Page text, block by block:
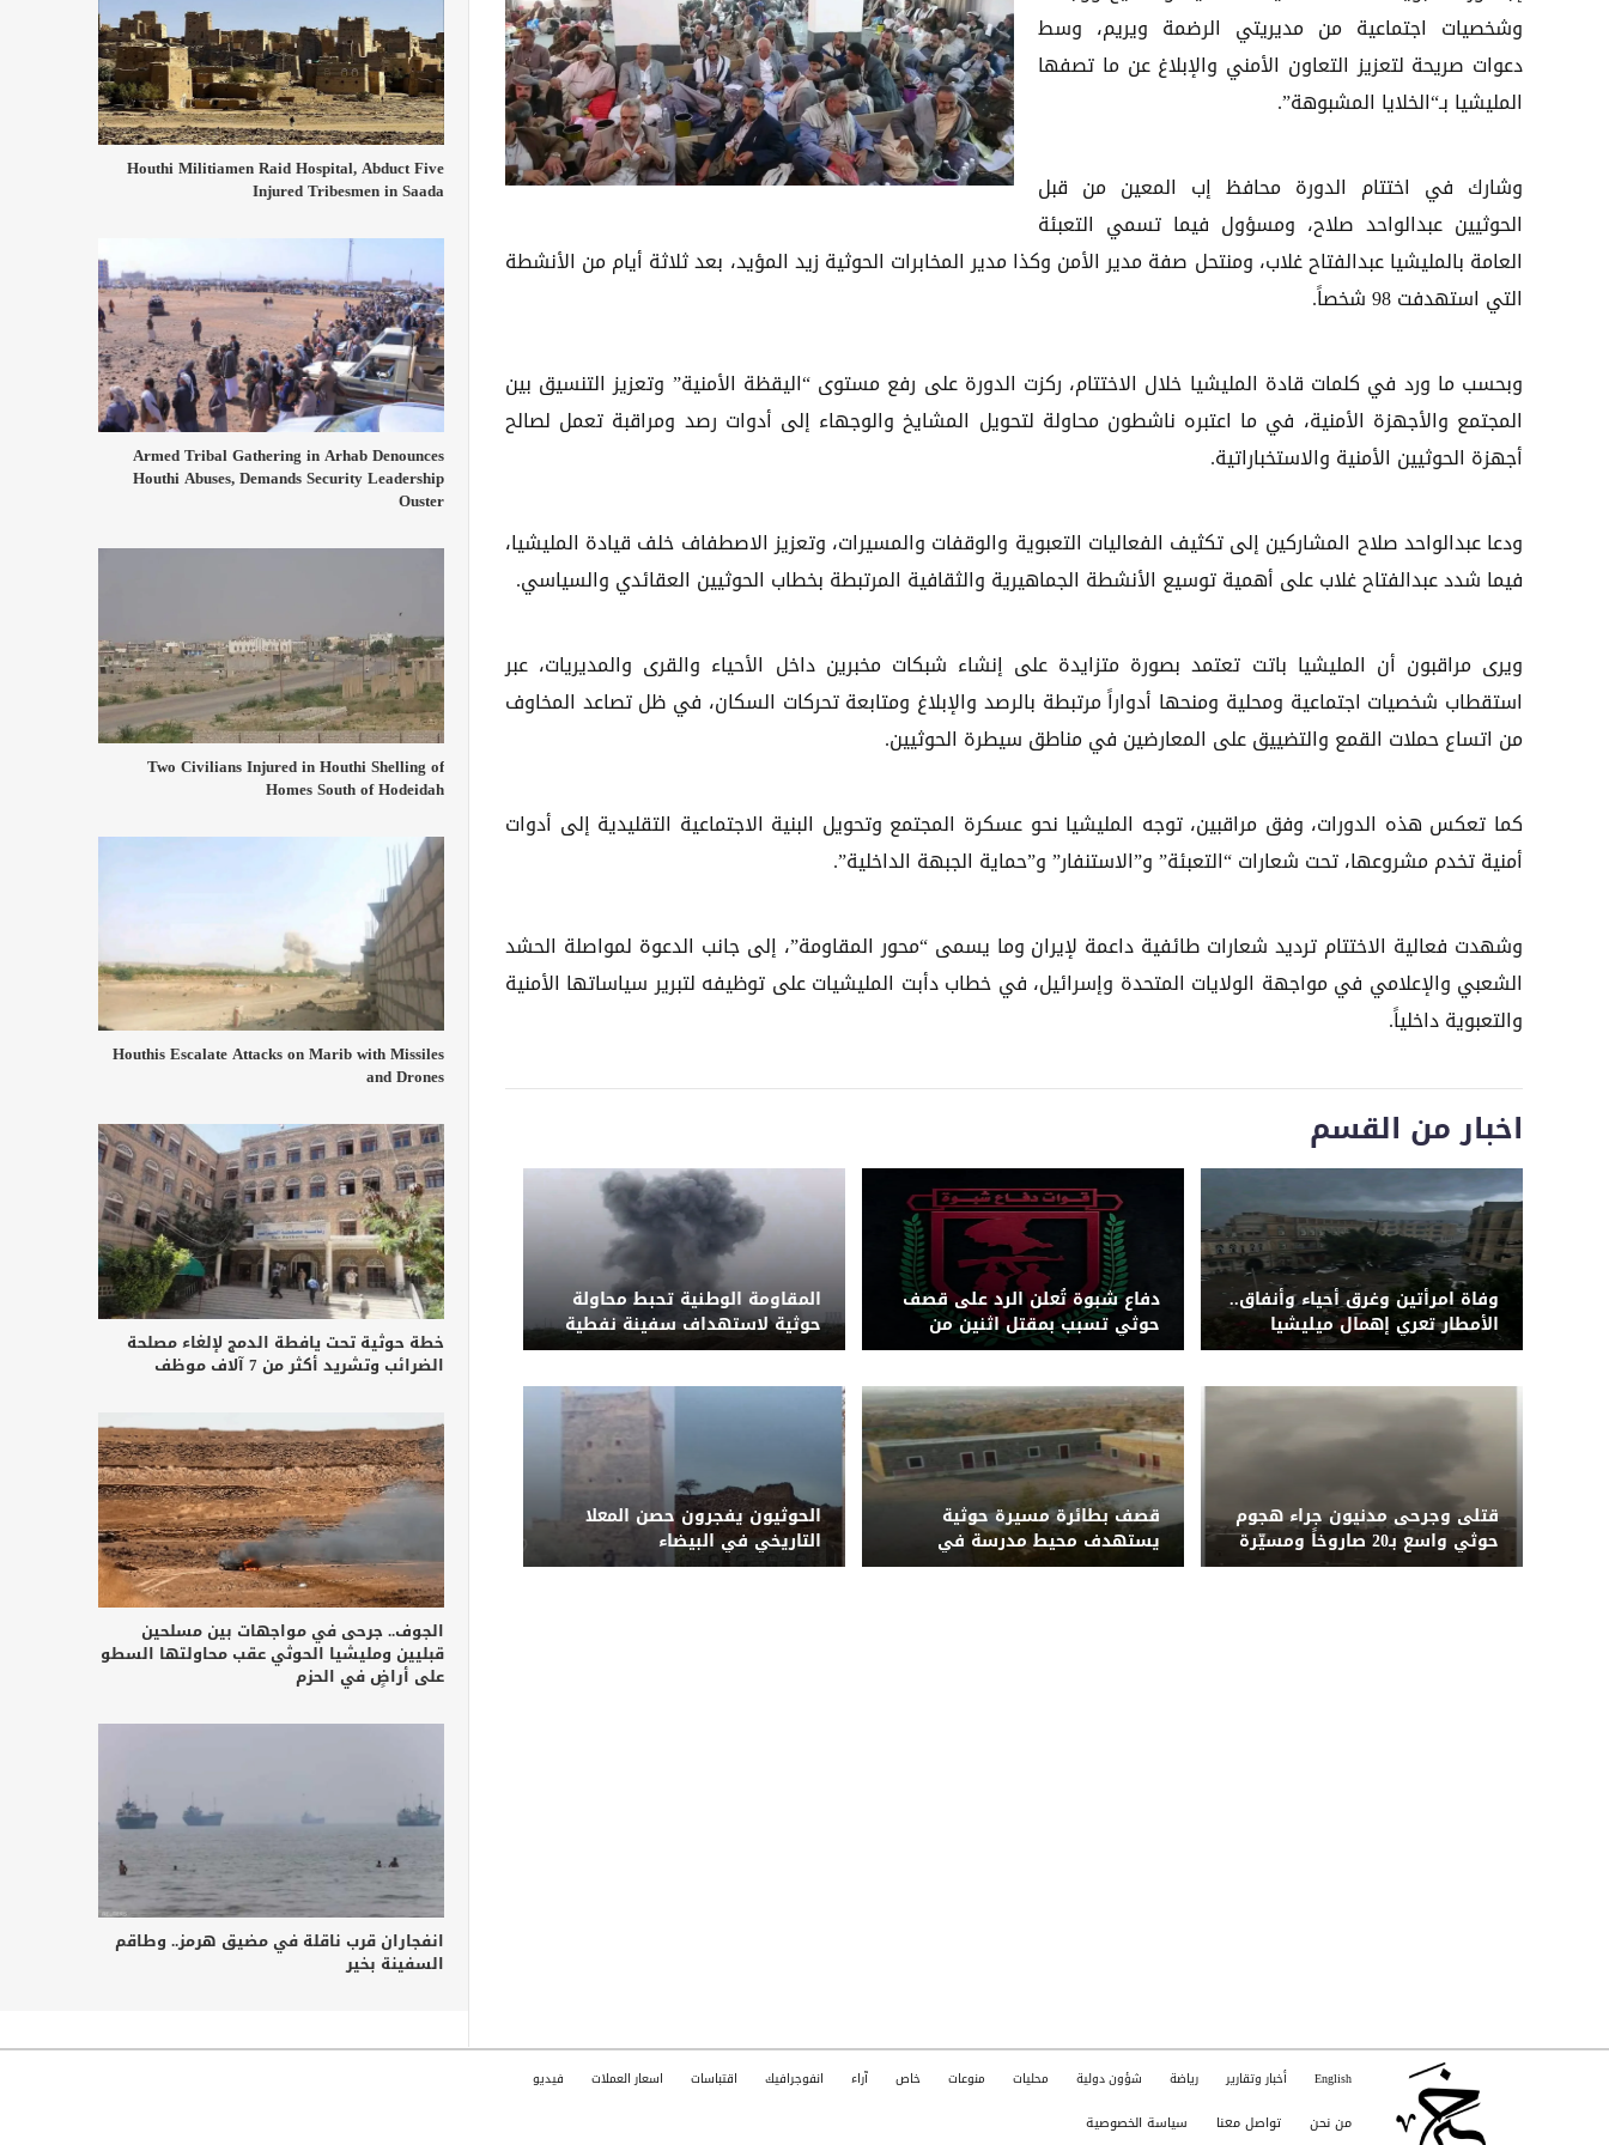
وشخصيات اجتماعية من مديريتي الرضمة ويريم، وسط
دعوات صريحة لتعزيز التعاون الأمني والإبلاغ عن ما تصفها
المليشيا بـ“الخلايا المشبوهة”.
وشارك في اختتام الدورة محافظ إب المعين من قبل
الحوثيين عبدالواحد صلاح، ومسؤول فيما تسمي التعبئة
العامة بالمليشيا عبدالفتاح غلاب، ومنتحل صفة مدير الأمن وكذا مدير المخابرات الحوثية زيد المؤيد، بعد ثلاثة أيام من الأنشطة
التي استهدفت 98 شخصاً.
وبحسب ما ورد في كلمات قادة المليشيا خلال الاختتام، ركزت الدورة على رفع مستوى “اليقظة الأمنية” وتعزيز التنسيق بين
المجتمع والأجهزة الأمنية، في ما اعتبره ناشطون محاولة لتحويل المشايخ والوجهاء إلى أدوات رصد ومراقبة تعمل لصالح
أجهزة الحوثيين الأمنية والاستخباراتية.
ودعا عبدالواحد صلاح المشاركين إلى تكثيف الفعاليات التعبوية والوقفات والمسيرات، وتعزيز الاصطفاف خلف قيادة المليشيا،
فيما شدد عبدالفتاح غلاب على أهمية توسيع الأنشطة الجماهيرية والثقافية المرتبطة بخطاب الحوثيين العقائدي والسياسي.
ويرى مراقبون أن المليشيا باتت تعتمد بصورة متزايدة على إنشاء شبكات مخبرين داخل الأحياء والقرى والمديريات، عبر
استقطاب شخصيات اجتماعية ومحلية ومنحها أدواراً مرتبطة بالرصد والإبلاغ ومتابعة تحركات السكان، في ظل تصاعد المخاوف
من اتساع حملات القمع والتضييق على المعارضين في مناطق سيطرة الحوثيين.
كما تعكس هذه الدورات، وفق مراقبين، توجه المليشيا نحو عسكرة المجتمع وتحويل البنية الاجتماعية التقليدية إلى أدوات
أمنية تخدم مشروعها، تحت شعارات “التعبئة” و”الاستنفار” و”حماية الجبهة الداخلية”.
وشهدت فعالية الاختتام ترديد شعارات طائفية داعمة لإيران وما يسمى “محور المقاومة”، إلى جانب الدعوة لمواصلة الحشد
الشعبي والإعلامي في مواجهة الولايات المتحدة وإسرائيل، في خطاب دأبت المليشيات على توظيفه لتبرير سياساتها الأمنية
والتعبوية داخلياً.
اخبار من القسم
وفاة امرأتين وغرق أحياء وأنفاق..
الأمطار تعري إهمال ميليشيا
الحوثي لشبكة التصريف بصنعاء
دفاع شبوة تُعلن الرد على قصف
حوثي تسبب بمقتل اثنين من
قواتها بجبهة حريب
المقاومة الوطنية تحبط محاولة
حوثية لاستهداف سفينة نفطية
بزورق مفخخ قبالة المخا
قتلى وجرحى مدنيون جراء هجوم
حوثي واسع بـ20 صاروخاً ومسيّرة
على مأرب وشبوة
قصف بطائرة مسيرة حوثية
يستهدف محيط مدرسة في
الضالع ويُلحق أضراراً بمنازل
الحوثيون يفجرون حصن المعلا
التاريخي في البيضاء
Houthi Militiamen Raid Hospital, Abduct Five
Injured Tribesmen in Saada
Armed Tribal Gathering in Arhab Denounces
Houthi Abuses, Demands Security Leadership
Ouster
Two Civilians Injured in Houthi Shelling of
Homes South of Hodeidah
Houthis Escalate Attacks on Marib with Missiles
and Drones
خطة حوثية تحت يافطة الدمج لإلغاء مصلحة
الضرائب وتشريد أكثر من 7 آلاف موظف
الجوف.. جرحى في مواجهات بين مسلحين
قبليين ومليشيا الحوثي عقب محاولتها السطو
على أراضٍ في الحزم
انفجاران قرب ناقلة في مضيق هرمز.. وطاقم
السفينة بخير
English أخبار وتقارير رياضة شؤون دولية محليات منوعات خاص آراء انفوجرافيك اقتباسات اسعار العملات فيديو
من نحن تواصل معنا سياسة الخصوصية